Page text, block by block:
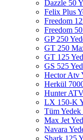
Dazzle 50
Felix Plus
Freedom
Freedom
GP 250
GT 250
GT 125
GS 525
Hector Atv
Herkül
Hunter
LX 150-K
Tüm Yedek
Max Jet
Navara
Shark 125